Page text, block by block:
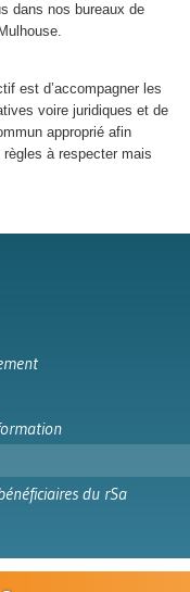
dans nos bureaux de
est d’accompagner les
voire juridiques et de
approprié afin
à respecter mais
du rSa